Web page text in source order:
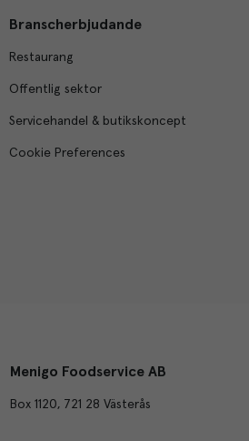
Branscherbjudande
Restaurang
Offentlig sektor
Servicehandel & butikskoncept
Cookie Preferences
Menigo Foodservice AB
Box 1120, 721 28 Västerås